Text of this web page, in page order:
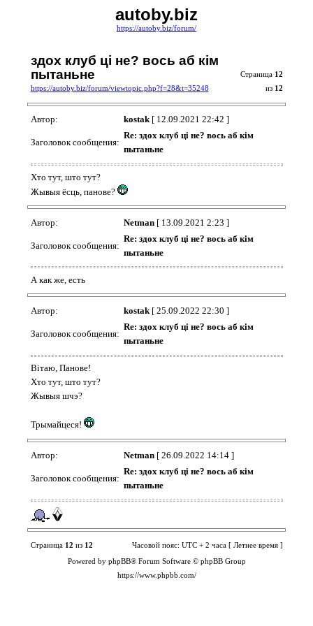
autoby.biz
https://autoby.biz/forum/
здох клуб ці не? вось аб кім
пытаньне
https://autoby.biz/forum/viewtopic.php?f=28&t=35248
Страница 12
из 12
Автор: kostak[ 12.09.2021 22:42 ]
Заголовок сообщения:
Re: здох клуб ці не? вось аб кім
пытаньне
Хто тут, што тут?
Жывыя ёсць, панове?
Автор: Netman[ 13.09.2021 2:23 ]
Заголовок сообщения:
Re: здох клуб ці не? вось аб кім
пытаньне
А как же, есть
Автор: kostak[ 25.09.2022 22:30 ]
Заголовок сообщения:
Re: здох клуб ці не? вось аб кім
пытаньне
Вітаю, Панове!
Хто тут, што тут?
Жывыя шчэ?
Трымайцеся!
Автор: Netman[ 26.09.2022 14:14 ]
Заголовок сообщения:
Re: здох клуб ці не? вось аб кім
пытаньне
Страница 12 из 12 Часовой пояс: UTC + 2 часа [ Летнее время ]
Powered by phpBB® Forum Software © phpBB Group
https://www.phpbb.com/